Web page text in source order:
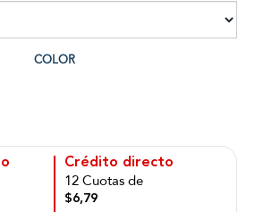
COLOR
Crédito directo
12 Cuotas de
$6,79